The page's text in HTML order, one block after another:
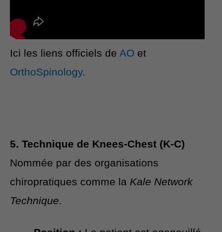
Ici les liens officiels de AO et
OrthoSpinology.
5. Technique de Knees-Chest (K-C)
Nommée par des organisations
chiropratiques comme la Kale Network
Technique.